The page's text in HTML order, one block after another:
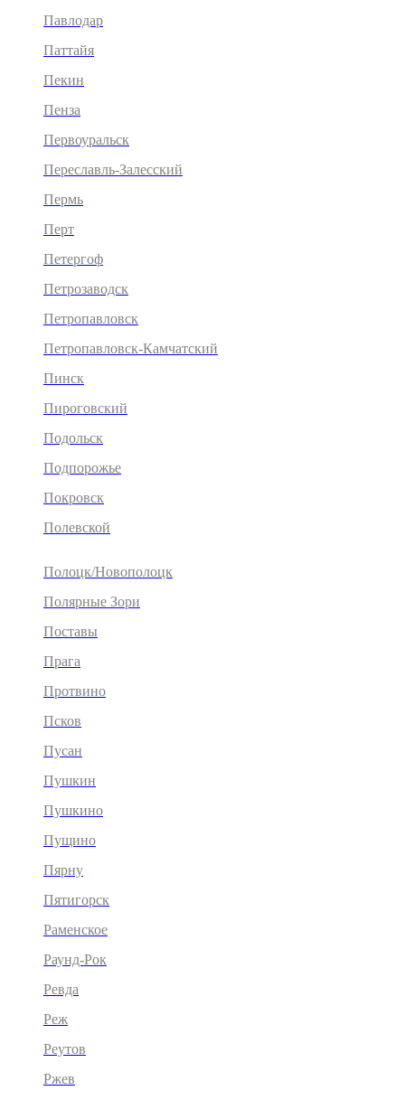
Павлодар
Паттайя
Пекин
Пенза
Первоуральск
Переславль-Залесский
Пермь
Перт
Петергоф
Петрозаводск
Петропавловск
Петропавловск-Камчатский
Пинск
Пироговский
Подольск
Подпорожье
Покровск
Полевской
Полоцк/Новополоцк
Полярные Зори
Поставы
Прага
Протвино
Псков
Пусан
Пушкин
Пушкино
Пущино
Пярну
Пятигорск
Раменское
Раунд-Рок
Ревда
Реж
Реутов
Ржев